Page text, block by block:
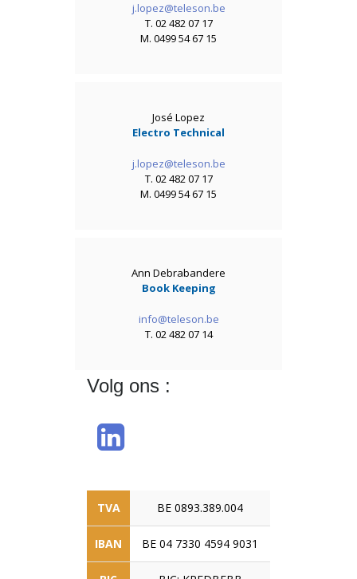
j.lopez@teleson.be
T. 02 482 07 17
M. 0499 54 67 15
José Lopez
Electro Technical
j.lopez@teleson.be
T. 02 482 07 17
M. 0499 54 67 15
Ann Debrabandere
Book Keeping
info@teleson.be
T. 02 482 07 14
Volg ons :
TVA BE 0893.389.004
IBAN BE 04 7330 4594 9031